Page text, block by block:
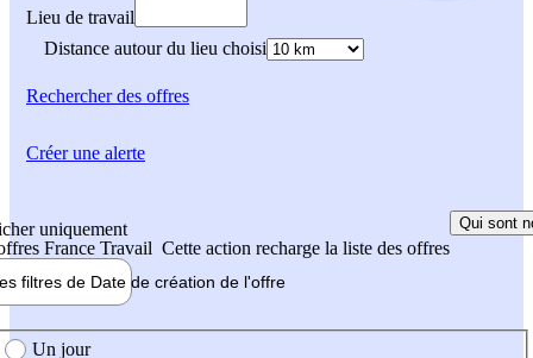
Lieu de travail
Distance autour du lieu choisi
Rechercherdes offres
uniquement
France Travail Cette action recharge la liste des offres
Qui sont
filtres de Date de création de l'offre
création de l'offre
Un jour
Créer une alerte